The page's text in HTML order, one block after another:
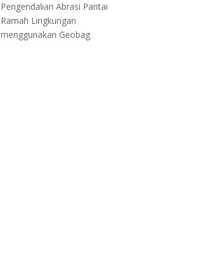
Pengendalian Abrasi Pantai
Ramah Lingkungan
menggunakan Geobag